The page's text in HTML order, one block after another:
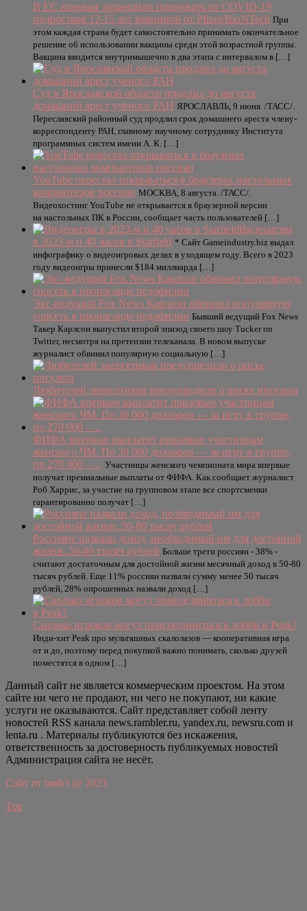
В ЕС впервые разрешили прививать от COVID-19
подростков 12-15 лет вакциной от Pfizer/BioNTech При
этом каждая страна будет самостоятельно принимать окончательное
решение об использовании вакцины среди этой возрастной группы.
Вакцина вводится внутримышечно в два этапа с интервалом в […]
Суд в Ярославской области продлил до августа
домашний арест ученого РАН ЯРОСЛАВЛЬ, 9 июня. /ТАСС/.
Переславский районный суд продлил срок домашнего ареста члену-
корреспонденту РАН, главному научному сотруднику Института
программных систем имени А. К. […]
YouTube перестал открываться в браузерах настольных
компьютеров россиян МОСКВА, 8 августа. /ТАСС/.
Видеохостинг YouTube не открывается в браузерной версии
на настольных ПК в России, сообщает часть пользователей […]
Видеоигры
в 2023-м и 40 часов в Starfield * Сайт Gameindustry.biz выдал
инфографику о видеоигровых делах в уходящем году. Всего в 2023
году видеоигры принесли $184 миллиарда […]
Экс-ведущий Fox News Карлсон обвинил популярную
соцсеть в пропаганде педофилии Бывший ведущий Fox News
Такер Карлсон выпустил второй эпизод своего шоу Tucker on
Twitter, несмотря на претензии телеканала. В новом выпуске
журналист обвинил популярную социальную […]
Любителей энергетиков предупредили о риске инсульта
ФИФА впервые выплатит призовые участницам
женского ЧМ. По 30 000 долларов — за игру в группе,
по 270 000 –… Участницы женского чемпионата мира впервые
получат премиальные выплаты от ФИФА. Как сообщает журналист
Роб Харрис, за участие на групповом этапе все спортсменки
гарантированно получат […]
Россияне назвали доход, необходимый им для достойной
жизни: 50-80 тысяч рублей Больше трети россиян - 38% -
считают достаточным для достойной жизни месячный доход в 50-80
тысяч рублей. Еще 11% россиян назвали сумму менее 50 тысяч
рублей, 28% опрошенных назвали доход […]
Сколько игроков могут присоединиться к лобби в Peak?
Инди-хит Peak про мультяшных скалолазов — кооперативная игра
от и до, поэтому перед покупкой важно понимать, сколько друзей
поместятся в одном […]
Данный сайт не является коммерческим проектом. На этом
сайте ни чего не продают, ни чего не покупают, ни какие
услуги не оказываются. Сайт представляет собой ленту
новостей RSS канала news.rambler.ru, yandex.ru, newsru.com и
lenta.ru . Материалы публикуются без искажения,
ответственность за достоверность публикуемых новостей
Администрация сайта не несёт.
Сайт от bmb3 @ 2023
Top